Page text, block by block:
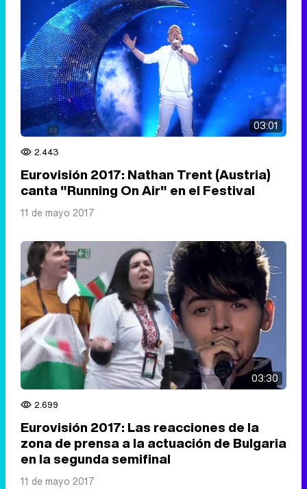
03:01
2.443
Eurovisión 2017: Nathan Trent (Austria)
canta "Running On Air" en el Festival
11 de mayo 2017
03:30
2.699
Eurovisión 2017: Las reacciones de la
zona de prensa a la actuación de Bulgaria
en la segunda semifinal
11 de mayo 2017